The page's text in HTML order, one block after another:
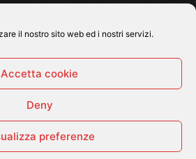
il nostro sito web ed i nostri servizi.
Accetta cookie
Deny
preferenze
- Italia Notizie .online |
Economia